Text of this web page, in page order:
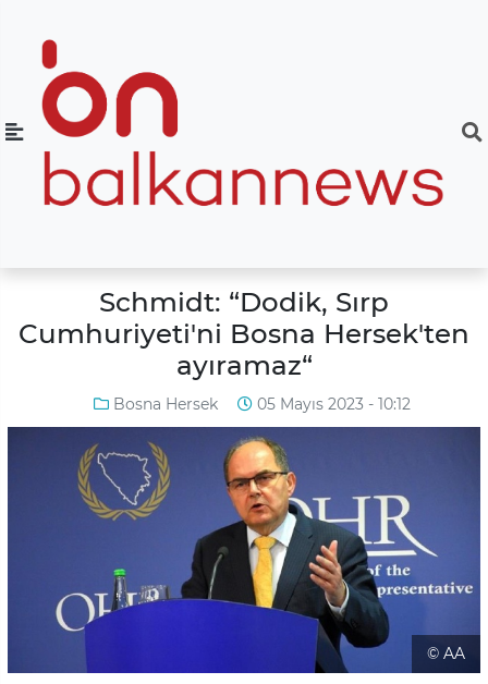
Schmidt: “Dodik, Sırp
Cumhuriyeti'ni Bosna Hersek'ten
ayıramaz“
Bosna Hersek 05 Mayıs 2023 - 10:12
© AA